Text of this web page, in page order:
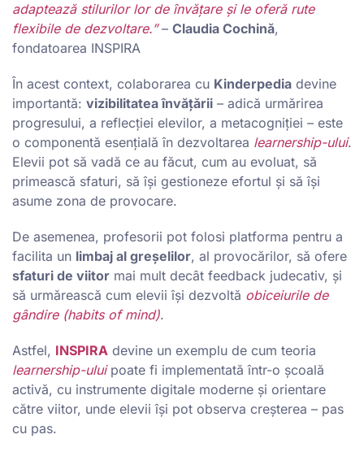
adaptează stilurilor lor de învățare și le oferă rute
flexibile de dezvoltare.”– Claudia Cochină,
fondatoarea INSPIRA
În acest context, colaborarea cu Kinderpedia devine
importantă: vizibilitatea învăţării – adică urmărirea
progresului, a reflecției elevilor, a metacogniţiei – este
o componentă esenţială în dezvoltarea learnership-ului.
Elevii pot să vadă ce au făcut, cum au evoluat, să
primească sfaturi, să îşi gestioneze efortul şi să îşi
asume zona de provocare.
De asemenea, profesorii pot folosi platforma pentru a
facilita un limbaj al greşelilor, al provocărilor, să ofere
sfaturi de viitor mai mult decât feedback judecativ, şi
să urmărească cum elevii îşi dezvoltă obiceiurile de
gândire (habits of mind).
Astfel, INSPIRA devine un exemplu de cum teoria
learnership-uluipoate fi implementată într-o şcoală
activă, cu instrumente digitale moderne şi orientare
către viitor, unde elevii își pot observa creșterea – pas
cu pas.